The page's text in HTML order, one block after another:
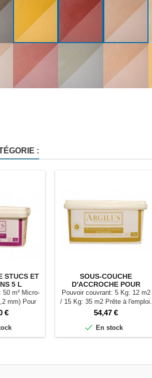
:
STUCS ET
5 L
50 m² Micro-
mm) Pour
€
SOUS-COUCHE
D'ACCROCHE POUR
ENDUIT DE FINITION
Pouvoir couvrant: 5 Kg: 12 m2
/ 15 Kg: 35 m2 Prête à l'emploi.
Grain 1 mm.
Prix
54,47 €
 En stock